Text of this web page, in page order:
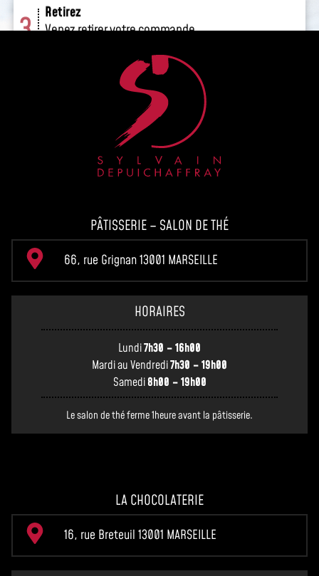
PÂTISSERIE – SALON DE THÉ
66, rue Grignan 13001 MARSEILLE
HORAIRES
Lundi7h30 – 16h00
Mardi au Vendredi7h30 – 19h00
Samedi8h00 – 19h00
Le salon de thé ferme 1heure avant la pâtisserie.
LA CHOCOLATERIE
16, rue Breteuil 13001 MARSEILLE